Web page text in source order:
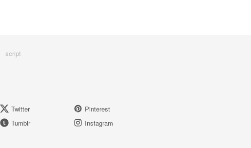
script
Twitter
Pinterest
Tumblr Instagram